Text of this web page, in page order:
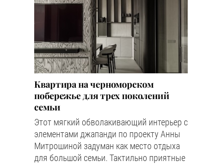
Квартира на черноморском
побережье для трех поколений
семьи
Этот мягкий обволакивающий интерьер с
элементами джапанди по проекту Анны
Митрошиной задуман как место отдыха
для большой семьи. Тактильно приятные